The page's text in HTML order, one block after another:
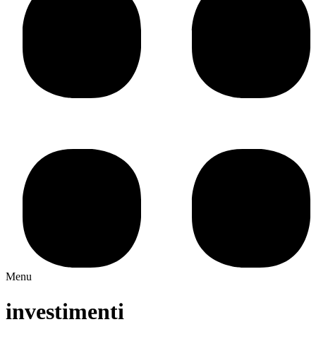
Menu
investimenti